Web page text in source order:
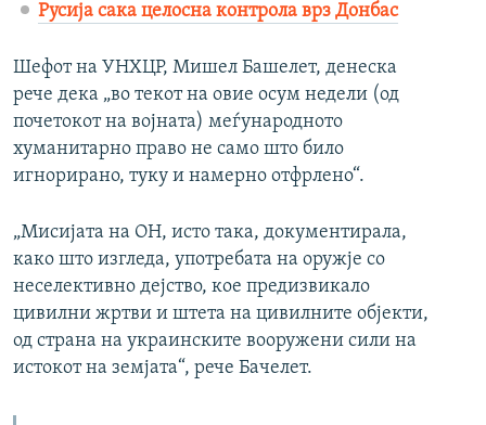
Русија сака целосна контрола врз Донбас
Шефот на УНХЦР, Мишел Башелет, денеска
рече дека „во текот на овие осум недели (од
почетокот на војната) меѓународното
хуманитарно право не само што било
игнорирано, туку и намерно отфрлено“.
„Мисијата на ОН, исто така, документирала,
како што изгледа, употребата на оружје со
неселективно дејство, кое предизвикало
цивилни жртви и штета на цивилните објекти,
од страна на украинските вооружени сили на
истокот на земјата“, рече Бачелет.